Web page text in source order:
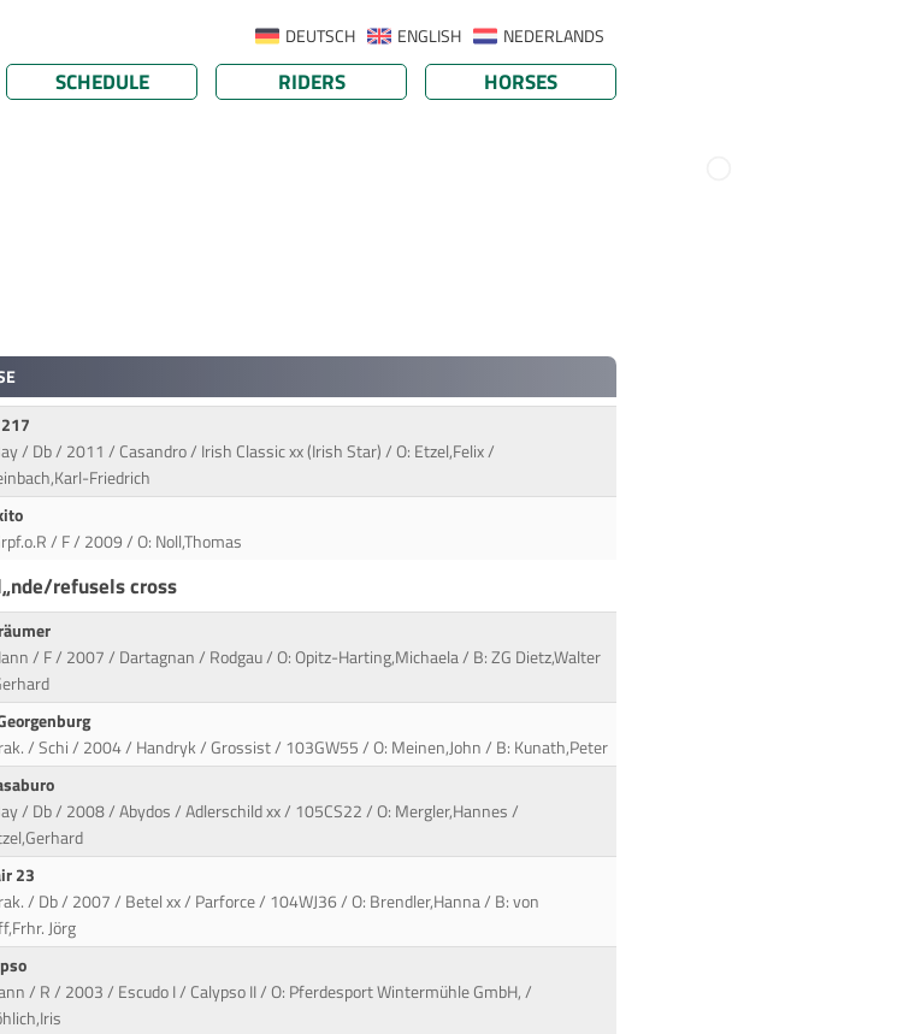
NEDERLANDS
ENGLISH
DEUTSCH
SCHEDULE RIDERS HORSES
/ Db / 2011 / Casandro / Irish Classic xx (Irish Star) / O: Etzel,Felix /
Friedrich
/ F / 2009 / O: Noll,Thomas
refusels cross
/ F / 2007 / Dartagnan / Rodgau / O: Opitz-Harting,Michaela / B: ZG Dietz,Walter
/ Schi / 2004 / Handryk / Grossist / 103GW55 / O: Meinen,John / B: Kunath,Peter
/ Db / 2008 / Abydos / Adlerschild xx / 105CS22 / O: Mergler,Hannes /
23
/ Db / 2007 / Betel xx / Parforce / 104WJ36 / O: Brendler,Hanna / B: von
Jörg
/ R / 2003 / Escudo I / Calypso II / O: Pferdesport Wintermühle GmbH, /